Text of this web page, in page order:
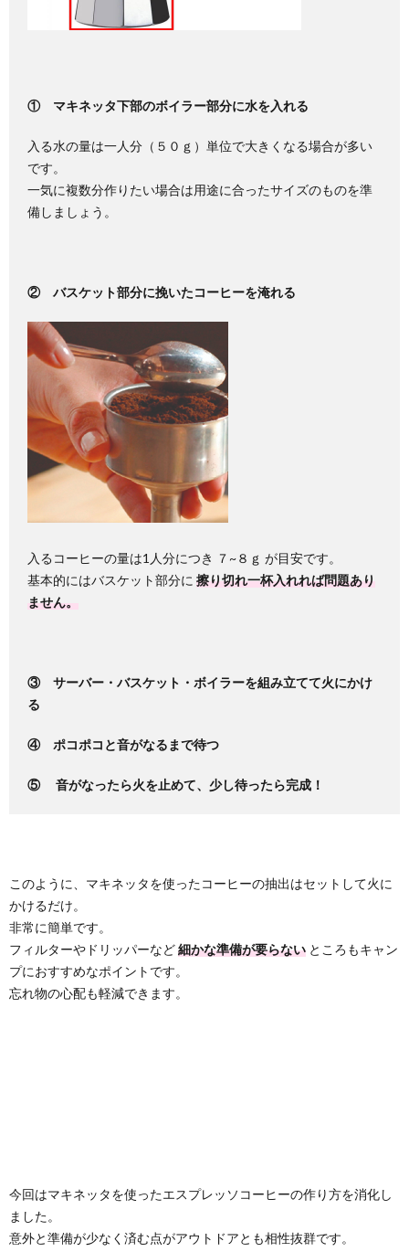
① マキネッタ下部のボイラー部分に水を入れる
入る水の量は一人分（５０ｇ）単位で大きくなる場合が多い
です。
一気に複数分作りたい場合は用途に合ったサイズのものを準
備しましょう。
② バスケット部分に挽いたコーヒーを淹れる
入るコーヒーの量は1人分につき ７~８ｇ が目安です。
基本的にはバスケット部分に 擦り切れ一杯入れれば問題あり
ません。
③ サーバー・バスケット・ボイラーを組み立てて火にかけ
る
④ ポコポコと音がなるまで待つ
⑤ 音がなったら火を止めて、少し待ったら完成！
このように、マキネッタを使ったコーヒーの抽出はセットして火に
かけるだけ。
非常に簡単です。
フィルターやドリッパーなど細かな準備が要らない ところもキャン
プにおすすめなポイントです。
忘れ物の心配も軽減できます。
今回はマキネッタを使ったエスプレッソコーヒーの作り方を消化し
ました。
意外と準備が少なく済む点がアウトドアとも相性抜群です。